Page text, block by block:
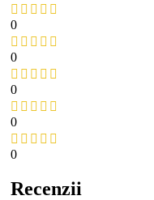
0
0
0
0
0
Recenzii